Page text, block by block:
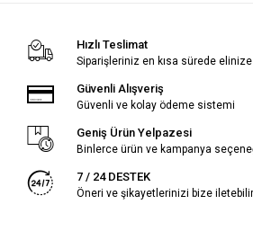
Hızlı Teslimat
Siparişleriniz en kısa sürede elinize
Güvenli Alışveriş
Güvenli ve kolay ödeme sistemi
Geniş Ürün Yelpazesi
Binlerce ürün ve kampanya
7 / 24 DESTEK
Öneri ve şikayetlerinizi bize